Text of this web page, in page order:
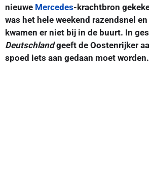
nieuwe Mercedes-krachtbron
was het hele weekend razendsnel en
kwamen er niet bij in de buurt. In
Deutschlandgeeft de Oostenrijker
spoed iets aan gedaan moet worden.